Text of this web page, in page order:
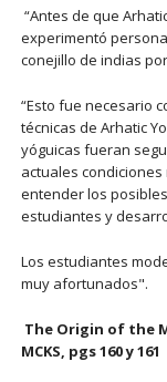
“Antes de que
experimentó
conejillo de indias
“Esto fue necesario
técnicas de Arhatic
yóguicas fueran
actuales
entender los
estudiantes y
Los estudiantes
muy afortunados".
The Origin of the
MCKS, pgs 160 y 161